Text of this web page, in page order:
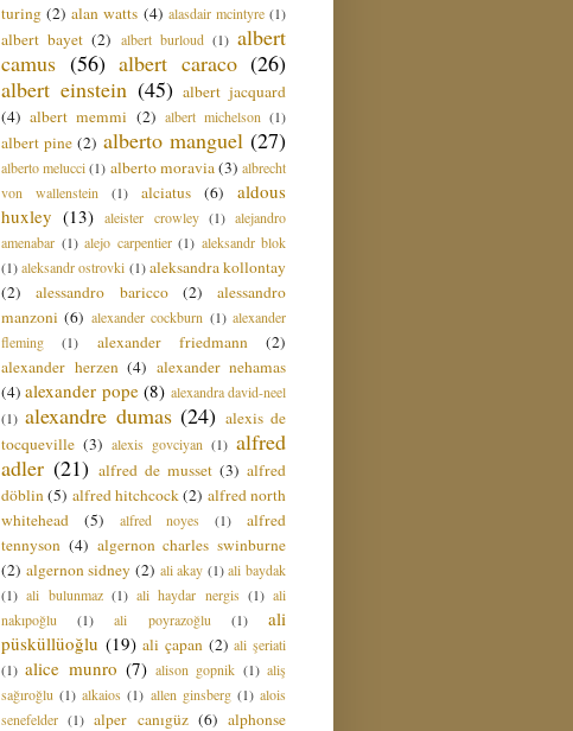
turing (2) alan watts (4) alasdair mcintyre (1)
albert bayet (2) albert burloud (1) albert
camus (56) albert caraco (26)
albert einstein (45) albert jacquard
(4) albert memmi (2) albert michelson (1)
albert pine (2) alberto manguel (27)
alberto melucci (1) alberto moravia (3) albrecht
von wallenstein
(1) alciatus (6)
aldous
huxley (13) aleister crowley (1) alejandro
amenabar (1) alejo carpentier (1) aleksandr blok
(1) aleksandr ostrovki (1) aleksandra kollontay
(2)
alessandro baricco (2)
alessandro
manzoni (6) alexander cockburn (1) alexander
fleming
(1) alexander friedmann
(2)
alexander herzen (4) alexander nehamas
(4) alexander pope (8) alexandra david-neel
(1) alexandre dumas (24) alexis de
tocqueville (3) alexis govciyan (1) alfred
adler (21) alfred de musset (3) alfred
döblin (5) alfred hitchcock(2) alfred north
whitehead
(5) alfred noyes (1)
alfred
tennyson (4) algernon charles swinburne
(2) algernon sidney (2) ali akay (1) ali baydak
(1) ali bulunmaz (1) ali haydar nergis (1) ali
nakıpoğlu
(1) ali poyrazoğlu (1)
ali
püsküllüoğlu (19) ali çapan (2) ali şeriati
(1) alice munro (7) alison gopnik (1) aliş
sağıroğlu (1) alkaios (1) allen ginsberg (1) alois
senefelder (1) alper canıgüz (6) alphonse